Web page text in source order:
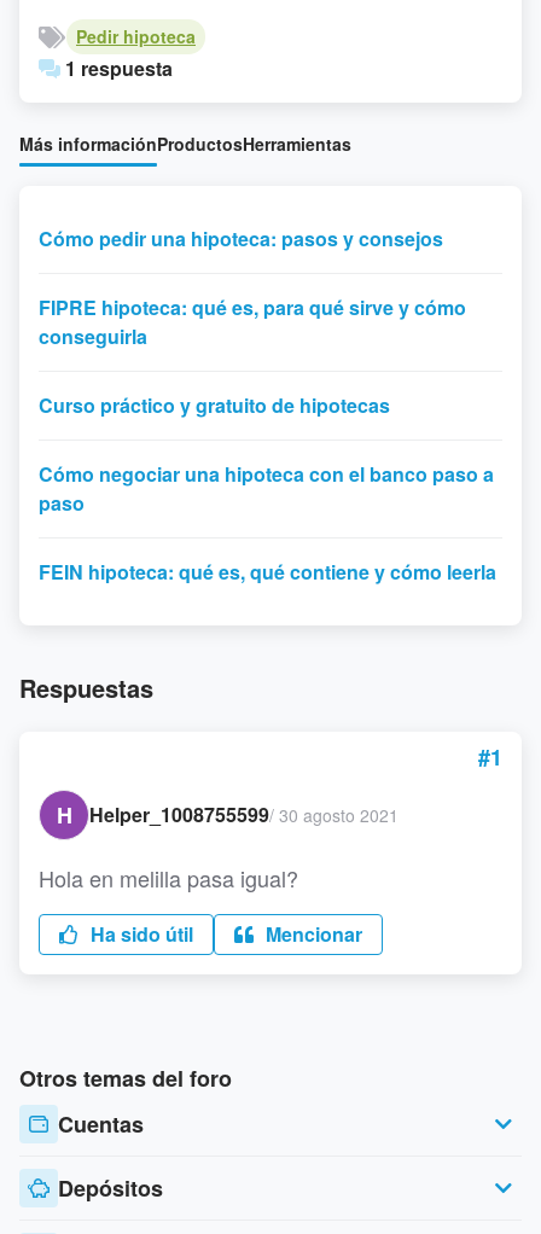
Pedir hipoteca
1 respuesta
Más informaciónProductosHerramientas
Cómo pedir una hipoteca: pasos y consejos
FIPRE hipoteca: qué es, para qué sirve y cómo
conseguirla
Curso práctico y gratuito de hipotecas
Cómo negociar una hipoteca con el banco paso a
paso
FEIN hipoteca: qué es, qué contiene y cómo leerla
Respuestas
#1
H
Helper_1008755599/ 30 agosto 2021
Hola en melilla pasa igual?
Ha sido útil Mencionar
Otros temas del foro
Cuentas
Depósitos